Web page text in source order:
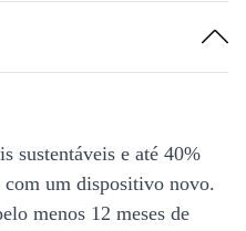
sustentáveis e até 40%
com um dispositivo novo.
menos 12 meses de